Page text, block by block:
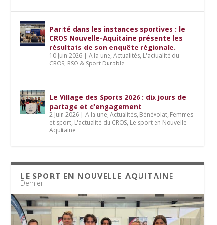
Parité dans les instances sportives : le
CROS Nouvelle-Aquitaine présente les
résultats de son enquête régionale.
10 Juin 2026 |A la une,Actualités, L'actualité du
CROS, RSO & Sport Durable
Le Village des Sports 2026 : dix jours de
partage et d’engagement
2 Juin 2026 |A la une,Actualités, Bénévolat, Femmes
et sport, L'actualité du CROS, Le sport en Nouvelle-
Aquitaine
LE SPORT EN NOUVELLE-AQUITAINE
Dernier